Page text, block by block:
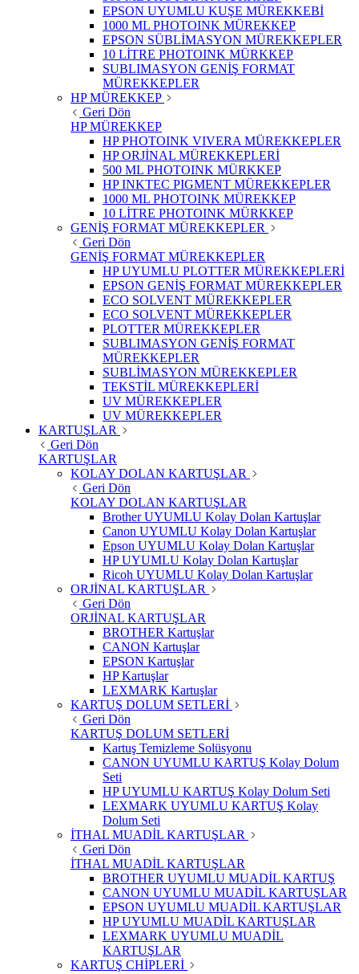
EPSON UYUMLU KUŞE MÜREKKEBİ
1000 ML PHOTOINK MÜREKKEP
EPSON SÜBLİMASYON MÜREKKEPLER
10 LİTRE PHOTOINK MÜRKKEP
SUBLIMASYON GENİŞ FORMAT
MÜREKKEPLER
HP MÜREKKEP
Geri Dön
HP MÜREKKEP
HP PHOTOINK VIVERA MÜREKKEPLER
HP ORJİNAL MÜREKKEPLERİ
500 ML PHOTOINK MÜRKKEP
HP INKTEC PIGMENT MÜREKKEPLER
1000 ML PHOTOINK MÜREKKEP
10 LİTRE PHOTOINK MÜRKKEP
GENİŞ FORMAT MÜREKKEPLER
Geri Dön
GENİŞ FORMAT MÜREKKEPLER
HP UYUMLU PLOTTER MÜREKKEPLERİ
EPSON GENİŞ FORMAT MÜREKKEPLER
ECO SOLVENT MÜREKKEPLER
ECO SOLVENT MÜREKKEPLER
PLOTTER MÜREKKEPLER
SUBLIMASYON GENİŞ FORMAT
MÜREKKEPLER
SUBLİMASYON MÜREKKEPLER
TEKSTİL MÜREKKEPLERİ
UV MÜREKKEPLER
UV MÜREKKEPLER
KARTUŞLAR
Geri Dön
KARTUŞLAR
KOLAY DOLAN KARTUŞLAR
Geri Dön
KOLAY DOLAN KARTUŞLAR
Brother UYUMLU Kolay Dolan Kartuşlar
Canon UYUMLU Kolay Dolan Kartuşlar
Epson UYUMLU Kolay Dolan Kartuşlar
HP UYUMLU Kolay Dolan Kartuşlar
Ricoh UYUMLU Kolay Dolan Kartuşlar
ORJİNAL KARTUŞLAR
Geri Dön
ORJİNAL KARTUŞLAR
BROTHER Kartuşlar
CANON Kartuşlar
EPSON Kartuşlar
HP Kartuşlar
LEXMARK Kartuşlar
KARTUŞ DOLUM SETLERİ
Geri Dön
KARTUŞ DOLUM SETLERİ
Kartuş Temizleme Solüsyonu
CANON UYUMLU KARTUŞ Kolay Dolum
Seti
HP UYUMLU KARTUŞ Kolay Dolum Seti
LEXMARK UYUMLU KARTUŞ Kolay
Dolum Seti
İTHAL MUADİL KARTUŞLAR
Geri Dön
İTHAL MUADİL KARTUŞLAR
BROTHER UYUMLU MUADİL KARTUŞ
CANON UYUMLU MUADİL KARTUŞLAR
EPSON UYUMLU MUADİL KARTUŞLAR
HP UYUMLU MUADİL KARTUŞLAR
LEXMARK UYUMLU MUADİL
KARTUŞLAR
KARTUŞ CHİPLERİ